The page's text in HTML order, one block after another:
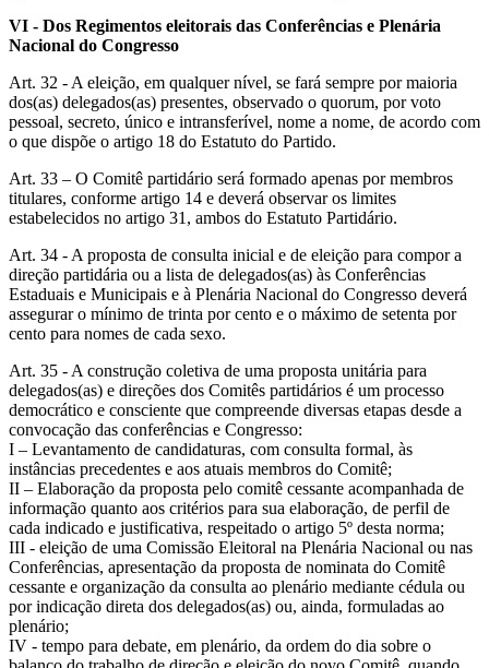
VI - Dos Regimentos eleitorais das Conferências e Plenária
Nacional do Congresso
Art. 32 - A eleição, em qualquer nível, se fará sempre por maioria
dos(as) delegados(as) presentes, observado o quorum, por voto
pessoal, secreto, único e intransferível, nome a nome, de acordo com
o que dispõe o artigo 18 do Estatuto do Partido.
Art. 33 – O Comitê partidário será formado apenas por membros
titulares, conforme artigo 14 e deverá observar os limites
estabelecidos no artigo 31, ambos do Estatuto Partidário.
Art. 34 - A proposta de consulta inicial e de eleição para compor a
direção partidária ou a lista de delegados(as) às Conferências
Estaduais e Municipais e à Plenária Nacional do Congresso deverá
assegurar o mínimo de trinta por cento e o máximo de setenta por
cento para nomes de cada sexo.
Art. 35 - A construção coletiva de uma proposta unitária para
delegados(as) e direções dos Comitês partidários é um processo
democrático e consciente que compreende diversas etapas desde a
convocação das conferências e Congresso:
I – Levantamento de candidaturas, com consulta formal, às
instâncias precedentes e aos atuais membros do Comitê;
II – Elaboração da proposta pelo comitê cessante acompanhada de
informação quanto aos critérios para sua elaboração, de perfil de
cada indicado e justificativa, respeitado o artigo 5º desta norma;
III - eleição de uma Comissão Eleitoral na Plenária Nacional ou nas
Conferências, apresentação da proposta de nominata do Comitê
cessante e organização da consulta ao plenário mediante cédula ou
por indicação direta dos delegados(as) ou, ainda, formuladas ao
plenário;
IV - tempo para debate, em plenário, da ordem do dia sobre o